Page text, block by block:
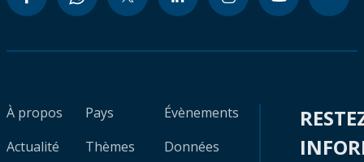
À propos
Actualité
Pays
Thèmes
Évènements
Données